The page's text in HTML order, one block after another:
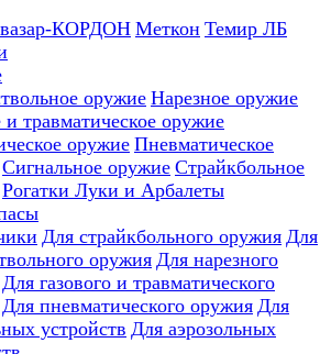
КОРДОН Меткон Темир ЛБ
оружие Нарезное оружие
и травматическое оружие
оружие Пневматическое
Сигнальное оружие Страйкбольное
Рогатки Луки и Арбалеты
Для страйкбольного оружия Для
оружия Для нарезного
Для газового и травматического
Для пневматического оружия Для
устройств Для аэрозольных